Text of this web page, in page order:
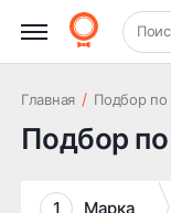
+7 (831) 261-35-
Главная / Подбор
Подбор
1 Марка